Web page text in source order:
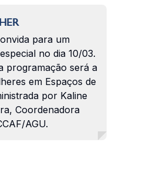
para um
no dia 10/03.
programação será a
em Espaços de
por Kaline
Coordenadora
AGU.